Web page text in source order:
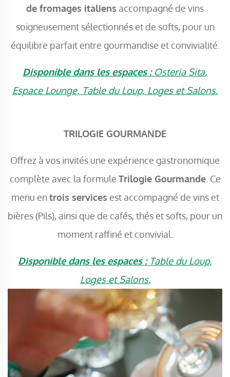
de fromages italiens accompagné de vins
soigneusement sélectionnés et de softs, pour un
équilibre parfait entre gourmandise et convivialité.
Disponible dans les espaces :Osteria Sita,
Espace Lounge, Table du Loup, Loges et Salons.
TRILOGIE GOURMANDE
Offrez à vos invités une expérience gastronomique
complète avec la formule Trilogie Gourmande. Ce
menu entrois services est accompagné de vins et
bières (Pils), ainsi que de cafés, thés et softs, pour un
moment raffiné et convivial.
Disponible dans les espaces :Table du Loup,
Loges et Salons.